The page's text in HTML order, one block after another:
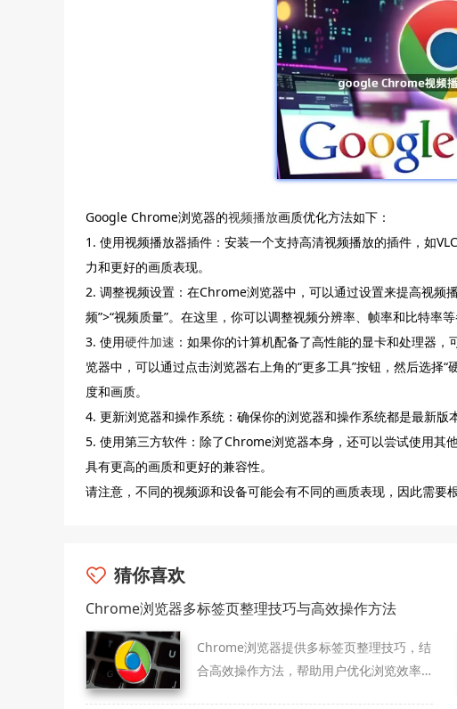
Google Chrome浏览器的视频播放画质优化方法如下：
1. 使用视频播放器插件：安装一个支持高清视频播放的插件，如
力和更好的画质表现。
2. 调整视频设置：在Chrome浏览器中，可以通过设置来提高视频
频”>“视频质量”。在这里，你可以调整视频分辨率、帧率和比特率
3. 使用硬件加速 ：如果你的计算机配备了高性能的显卡和处理器
览器中，可以通过点击浏览器右上角的“更多工具”按钮，然后选择
度和画质。
4. 更新浏览器和操作系统：确保你的浏览器和操作系统都是最新版
5. 使用第三方软件：除了Chrome浏览器本身，还可以尝试使用其
具有更高的画质和更好的兼容性。
请注意，不同的视频源和设备可能会有不同的画质表现，因此需要
猜你喜欢
Chrome浏览器多标签页整理技巧与高效操作方法
Chrome浏览器提供多标签页整理技巧，结
合高效操作方法，帮助用户优化浏览效率